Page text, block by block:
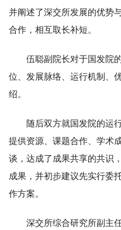
并阐述了深交所发展的优势
合作，相互取长补短。
伍聪副院长对于国发院
位、发展脉络、运行机制、
绍。
随后双方就国发院的运
提供资源、课题合作、学术
谈，达成了成果共享的共识
成果，并初步建议先实行委
作方案。
深交所综合研究所副主